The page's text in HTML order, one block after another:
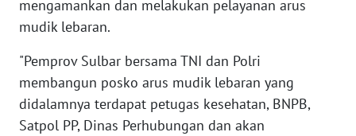
mengamankan dan melakukan pelayanan arus
mudik lebaran.
"Pemprov Sulbar bersama TNI dan Polri
membangun posko arus mudik lebaran yang
didalamnya terdapat petugas kesehatan, BNPB,
Satpol PP, Dinas Perhubungan dan akan
WN
PAPUA
WN
PAPUA
BARAT